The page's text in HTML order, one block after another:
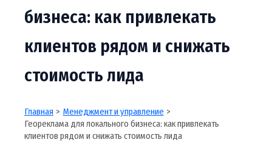
бизнеса: как привлекать
клиентов рядом и снижать
стоимость лида
Главная
Менеджмент и управление
Геореклама для локального бизнеса: как привлекать
клиентов рядом и снижать стоимость лида